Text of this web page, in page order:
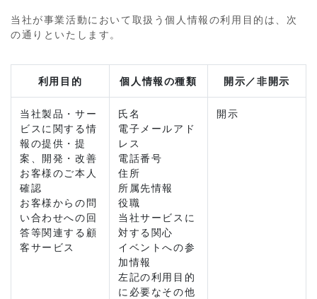
当社が事業活動において取扱う個人情報の利用目的は、次
の通りといたします。
利用目的 個人情報の種類 開示／非開示
当社製品・サー
ビスに関する情
報の提供・提
案、開発・改善
お客様のご本人
確認
お客様からの問
い合わせへの回
答等関連する顧
客サービス
氏名
電子メールアド
レス
電話番号
住所
所属先情報
役職
当社サービスに
対する関心
イベントへの参
加情報
左記の利用目的
に必要なその他
開示